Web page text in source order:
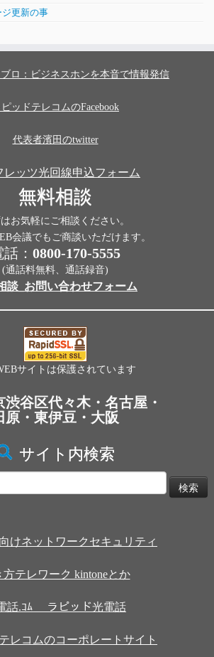
更新の事
ロ：ビジネスホンを本音で情報発信
ピッドテレコムのFacebook
代表者濱田のtwitter
レッツ光回線申込フォーム
無料相談
お気軽にご相談ください。
会議でもご商談いただけます。
話： 0800-170-5555
(通話料無料、通話録音)
談_お問い合わせフォーム
サイトは保護されています
渋谷区代々木・名古屋・
原・東伊豆・大阪
サイト内検索
けネットワークセキュリティ
方テレワーク kintoneとか
話.ｺﾑ ラピッド光電話
レコムのコーポレートサイト